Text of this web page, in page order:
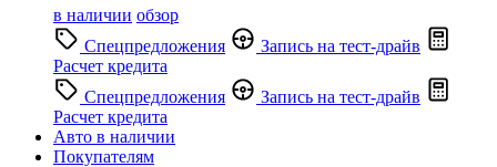
в наличии обзор
Спецпредложения
Запись на тест-драйв
Расчет кредита
Спецпредложения
Запись на тест-драйв
Расчет кредита
Авто в наличии
Покупателям